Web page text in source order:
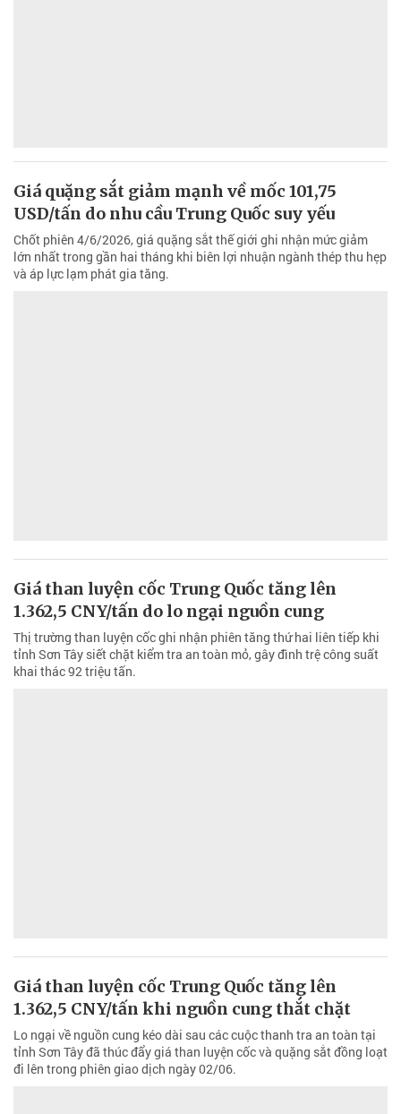
Giá quặng sắt giảm mạnh về mốc 101,75
USD/tấn do nhu cầu Trung Quốc suy yếu
Chốt phiên 4/6/2026, giá quặng sắt thế giới ghi nhận mức giảm
lớn nhất trong gần hai tháng khi biên lợi nhuận ngành thép thu hẹp
và áp lực lạm phát gia tăng.
Giá than luyện cốc Trung Quốc tăng lên
1.362,5 CNY/tấn do lo ngại nguồn cung
Thị trường than luyện cốc ghi nhận phiên tăng thứ hai liên tiếp khi
tỉnh Sơn Tây siết chặt kiểm tra an toàn mỏ, gây đình trệ công suất
khai thác 92 triệu tấn.
Giá than luyện cốc Trung Quốc tăng lên
1.362,5 CNY/tấn khi nguồn cung thắt chặt
Lo ngại về nguồn cung kéo dài sau các cuộc thanh tra an toàn tại
tỉnh Sơn Tây đã thúc đẩy giá than luyện cốc và quặng sắt đồng loạt
đi lên trong phiên giao dịch ngày 02/06.